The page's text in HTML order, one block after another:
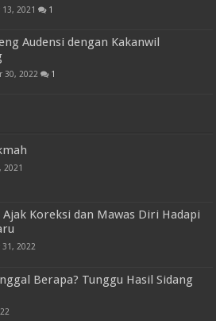
2021 1
Audensi dengan Kakanwil
30, 2022 1
2021
Ajak Koreksi dan Mawas Diri Hadapi
31, 2022
Berapa? Tunggu Hasil Sidang